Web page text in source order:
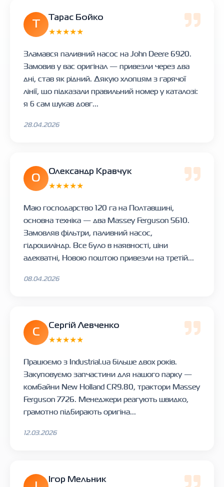
Тарас Бойко
★★★★★
Зламався паливний насос на John Deere 6920.
Замовив у вас оригінал — привезли через два
дні, став як рідний. Дякую хлопцям з гарячої
лінії, що підказали правильний номер у каталозі:
я б сам шукав довг...
28.04.2026
О
Олександр Кравчук
★★★★★
Маю господарство 120 га на Полтавщині,
основна техніка — два Massey Ferguson 5610.
Замовляв фільтри, паливний насос,
гідроциліндр. Все було в наявності, ціни
адекватні, Новою поштою привезли на третій...
08.04.2026
С
Сергій Левченко
★★★★★
Працюємо з Industrial.ua більше двох років.
Закуповуємо запчастини для нашого парку —
комбайни New Holland CR9.80, трактори Massey
Ferguson 7726. Менеджери реагують швидко,
грамотно підбирають оригіна...
12.03.2026
Ігор Мельник